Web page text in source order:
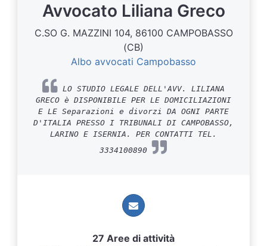
Avvocato Liliana Greco
C.SO G. MAZZINI 104, 86100 CAMPOBASSO
(CB)
Albo avvocati Campobasso
LO STUDIO LEGALE DELL'AVV. LILIANA
GRECO è DISPONIBILE PER LE DOMICILIAZIONI
E LE Separazioni e divorzi DA OGNI PARTE
D'ITALIA PRESSO I TRIBUNALI DI CAMPOBASSO,
LARINO E ISERNIA. PER CONTATTI TEL.
3334100890
27 Aree di attività